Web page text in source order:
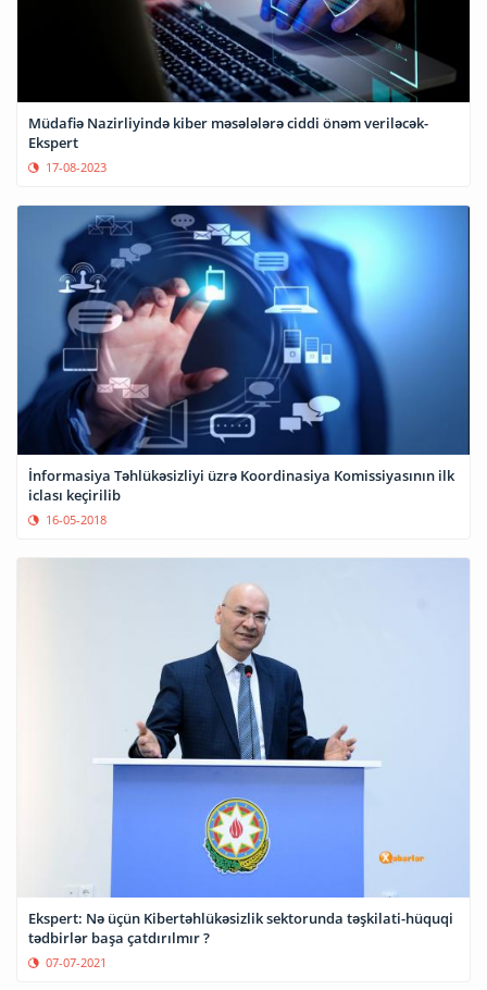
Müdafiə Nazirliyində kiber məsələlərə ciddi önəm veriləcək-
Ekspert
17-08-2023
İnformasiya Təhlükəsizliyi üzrə Koordinasiya Komissiyasının ilk
iclası keçirilib
16-05-2018
Ekspert: Nə üçün Kibertəhlükəsizlik sektorunda təşkilati-hüquqi
tədbirlər başa çatdırılmır ?
07-07-2021